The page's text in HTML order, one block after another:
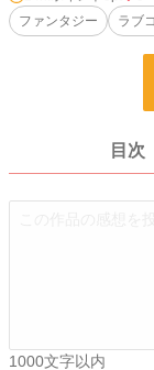
2,537 位
0 pt
ページ数 246
月間ポイント 196 pt
ファンタジー
ラブ
目次
1000文字以内